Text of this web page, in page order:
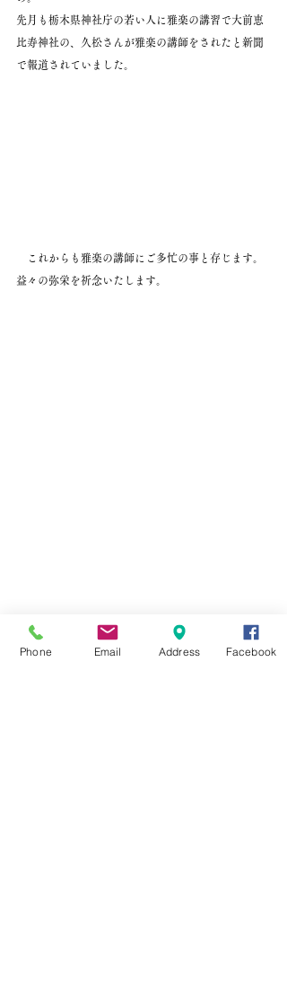
先月も栃木県神社庁の若い人に雅楽の講習で大前恵
比寿神社の、久松さんが雅楽の講師をされたと新聞
で報道されていました。
これからも雅楽の講師にご多忙の事と存じます。
益々の弥栄を祈念いたします。
Phone Email Address Facebook